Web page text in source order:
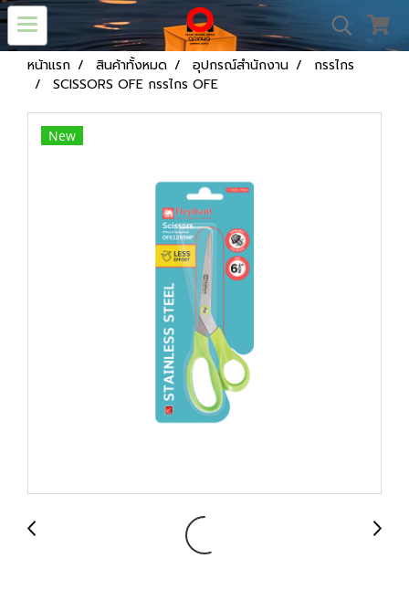
หน้าแรก สินค้าทั้งหมด อุปกรณ์สำนักงาน
กรรไกร
SCISSORS OFE กรรไกร OFE
New